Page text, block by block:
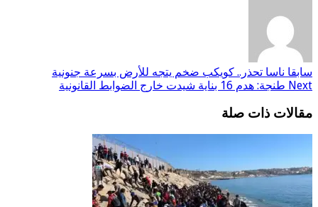
سابقا ناسا تحذر.. كويكب ضخم يتجه للأرض بسرعة جنونية
Next طنجة: هدم 16 بناية شيدت خارج الضوابط القانونية
مقالات ذات صلة